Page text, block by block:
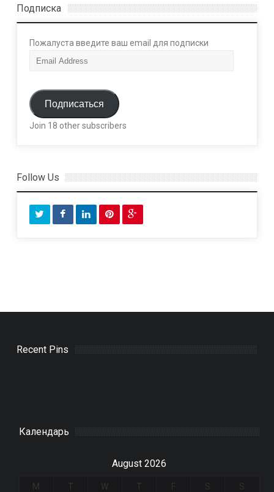
Подписка
Пожалуста введите ваш email для подписки
i
A
r
e
s
Подписаться
Join 18 other subscribers
Follow Us
Recent Pins
Календарь
August 2026
M T W T F S S